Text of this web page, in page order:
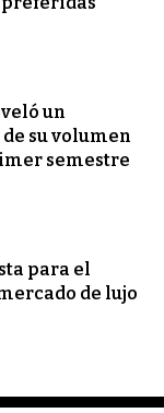
un
su volumen
semestre
para el
de lujo